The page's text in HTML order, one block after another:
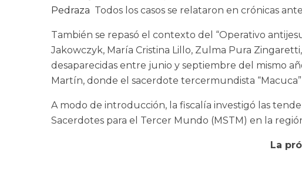
Pedraza Todos los casos se relataron en crónicas
También se repasó el contexto del “Operativo
Jakowczyk, María Cristina Lillo, Zulma Pura
desaparecidas entre junio y septiembre del mismo
Martín, donde el sacerdote tercermundista
A modo de introducción, la fiscalía investigó las
Sacerdotes para el Tercer Mundo (MSTM) en la
La